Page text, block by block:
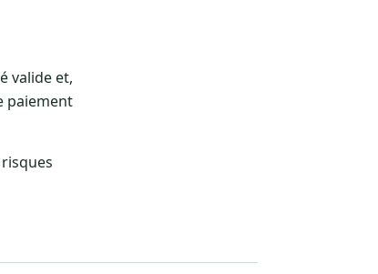
valide et,
paiement